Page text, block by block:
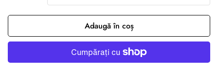
Adaugă în coș